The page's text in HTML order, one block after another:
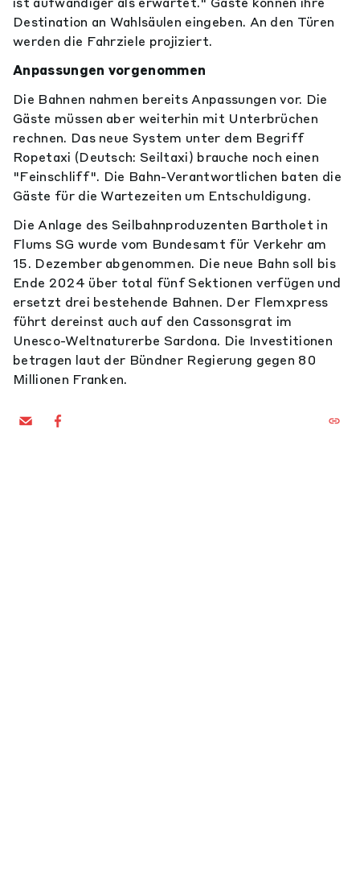
Destination an Wahlsäulen eingeben. An den Türen
werden die Fahrziele projiziert.
Anpassungen vorgenommen
Die Bahnen nahmen bereits Anpassungen vor. Die
Gäste müssen aber weiterhin mit Unterbrüchen
rechnen. Das neue System unter dem Begriff
Ropetaxi (Deutsch: Seiltaxi) brauche noch einen
"Feinschliff". Die Bahn-Verantwortlichen baten die
Gäste für die Wartezeiten um Entschuldigung.
Die Anlage des Seilbahnproduzenten Bartholet in
Flums SG wurde vom Bundesamt für Verkehr am
15. Dezember abgenommen. Die neue Bahn soll bis
Ende 2024 über total fünf Sektionen verfügen und
ersetzt drei bestehende Bahnen. Der Flemxpress
führt dereinst auch auf den Cassonsgrat im
Unesco-Weltnaturerbe Sardona. Die Investitionen
betragen laut der Bündner Regierung gegen 80
Millionen Franken.